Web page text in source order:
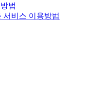
법
서비스 이용방법